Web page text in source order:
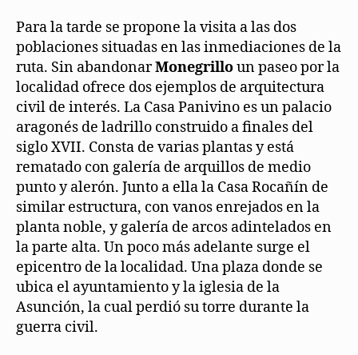
Para la tarde se propone la visita a las dos
poblaciones situadas en las inmediaciones de la
ruta. Sin abandonarMonegrilloun paseo por la
localidad ofrece dos ejemplos de arquitectura
civil de interés. La Casa Panivino es un palacio
aragonés de ladrillo construido a finales del
siglo XVII. Consta de varias plantas y está
rematado con galería de arquillos de medio
punto y alerón. Junto a ella la Casa Rocañín de
similar estructura, con vanos enrejados en la
planta noble, y galería de arcos adintelados en
la parte alta. Un poco más adelante surge el
epicentro de la localidad. Una plaza donde se
ubica el ayuntamiento y la iglesia de la
Asunción, la cual perdió su torre durante la
guerra civil.